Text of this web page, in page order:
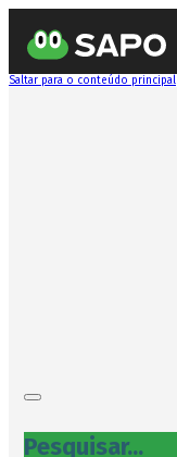
Saltar para o conteúdo principal
Pesquisar...